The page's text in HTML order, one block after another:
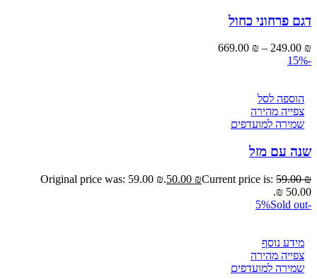
דגם פרחוני כחול
249.00 ₪
–
669.00 ₪
-15%
הוספה לסל
צפייה מהירה
שמירה למועדפים
שנה עם מזל
59.00₪
Original price was: 59.00 ₪.50.00 ₪Current price is:
50.00 ₪.
-5%
Sold out
מידע נוסף
צפייה מהירה
שמירה למועדפים